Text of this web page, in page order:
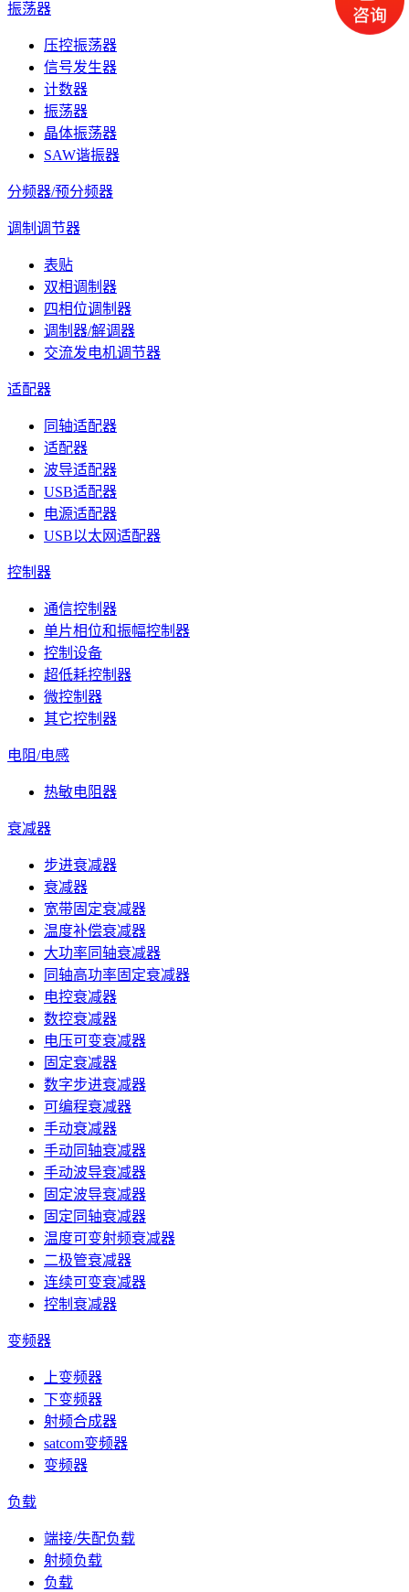
振荡器
压控振荡器
信号发生器
计数器
振荡器
晶体振荡器
SAW谐振器
分频器/预分频器
调制调节器
表贴
双相调制器
四相位调制器
调制器/解调器
交流发电机调节器
适配器
同轴适配器
适配器
波导适配器
USB适配器
电源适配器
USB以太网适配器
控制器
通信控制器
单片相位和振幅控制器
控制设备
超低耗控制器
微控制器
其它控制器
电阻/电感
热敏电阻器
衰减器
步进衰减器
衰减器
宽带固定衰减器
温度补偿衰减器
大功率同轴衰减器
同轴高功率固定衰减器
电控衰减器
数控衰减器
电压可变衰减器
固定衰减器
数字步进衰减器
可编程衰减器
手动衰减器
手动同轴衰减器
手动波导衰减器
固定波导衰减器
固定同轴衰减器
温度可变射频衰减器
二极管衰减器
连续可变衰减器
控制衰减器
变频器
上变频器
下变频器
射频合成器
satcom变频器
变频器
负载
端接/失配负载
射频负载
负载